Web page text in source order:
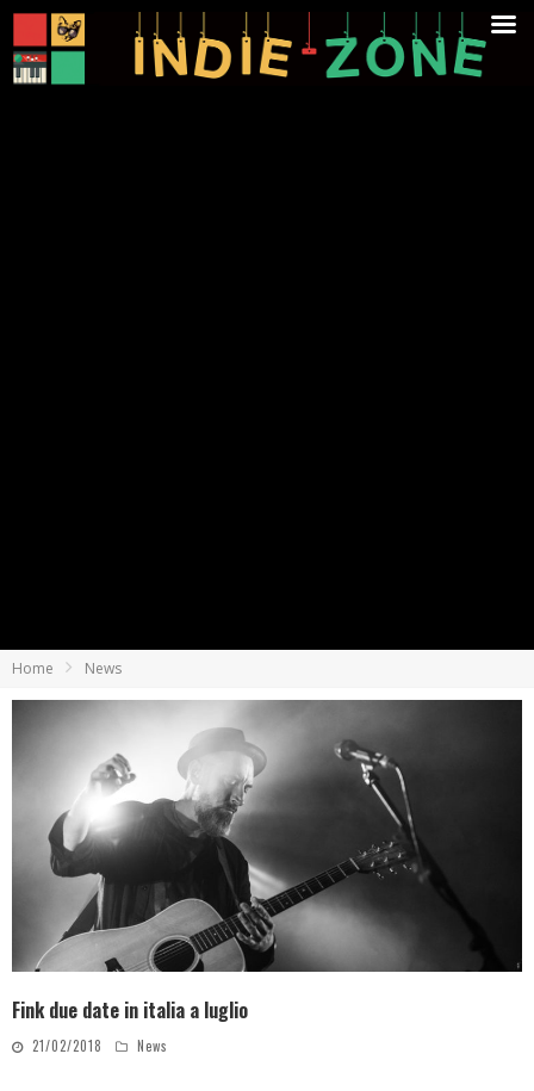
Home News
Fink due date in italia a luglio
21/02/2018 News